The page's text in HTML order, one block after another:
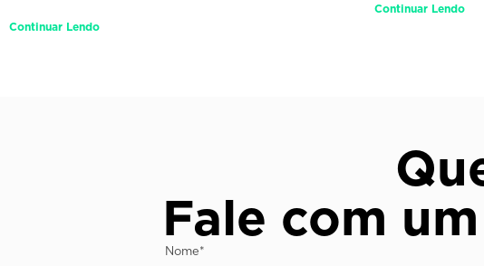
Continuar Lendo
Continuar Lendo
Fale com
Nome*